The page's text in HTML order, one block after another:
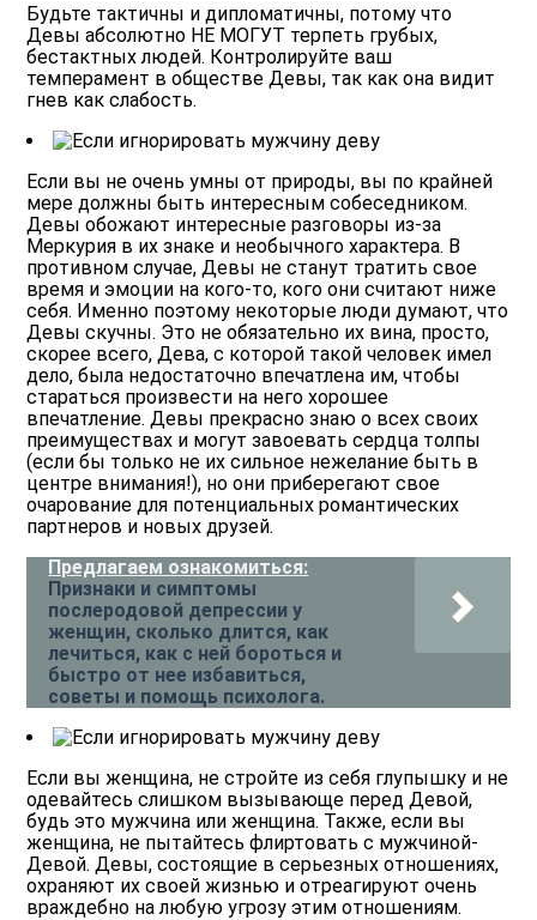
Будьте тактичны и дипломатичны, потому что
Девы абсолютно НЕ МОГУТ терпеть грубых,
бестактных людей. Контролируйте ваш
темперамент в обществе Девы, так как она видит
гнев как слабость.
Если вы не очень умны от природы, вы по крайней
мере должны быть интересным собеседником.
Девы обожают интересные разговоры из-за
Меркурия в их знаке и необычного характера. В
противном случае, Девы не станут тратить свое
время и эмоции на кого-то, кого они считают ниже
себя. Именно поэтому некоторые люди думают, что
Девы скучны. Это не обязательно их вина, просто,
скорее всего, Дева, с которой такой человек имел
дело, была недостаточно впечатлена им, чтобы
стараться произвести на него хорошее
впечатление. Девы прекрасно знаю о всех своих
преимуществах и могут завоевать сердца толпы
(если бы только не их сильное нежелание быть в
центре внимания!), но они приберегают свое
очарование для потенциальных романтических
партнеров и новых друзей.
Предлагаем ознакомиться:
Признаки и симптомы
послеродовой депрессии у
женщин, сколько длится, как
лечиться, как с ней бороться и
быстро от нее избавиться,
советы и помощь психолога.
Если вы женщина, не стройте из себя глупышку и не
одевайтесь слишком вызывающе перед Девой,
будь это мужчина или женщина. Также, если вы
женщина, не пытайтесь флиртовать с мужчиной-
Девой. Девы, состоящие в серьезных отношениях,
охраняют их своей жизнью и отреагируют очень
враждебно на любую угрозу этим отношениям.